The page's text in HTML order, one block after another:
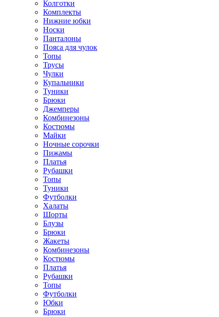
Колготки
Комплекты
Нижние юбки
Носки
Панталоны
Поясa для чулок
Топы
Трусы
Чулки
Купальники
Туники
Брюки
Джемперы
Комбинезоны
Костюмы
Майки
Ночные сорочки
Пижамы
Платья
Рубашки
Топы
Туники
Футболки
Халаты
Шорты
Блузы
Брюки
Жакеты
Комбинезоны
Костюмы
Платья
Рубашки
Топы
Футболки
Юбки
Брюки